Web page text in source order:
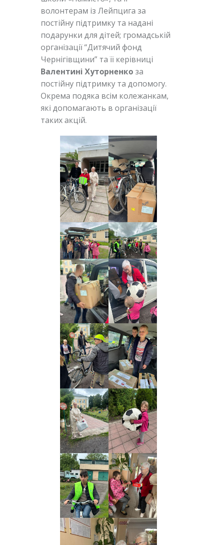
волонтерам із Лейпцига за
постійну підтримку та надані
подарунки для дітей; громадській
організації “Дитячий фонд
Чернігівщини” та її керівниці
Валентині Хуторненкоза
постійну підтримку та допомогу.
Окрема подяка всім колежанкам,
які допомагають в організації
таких акцій.